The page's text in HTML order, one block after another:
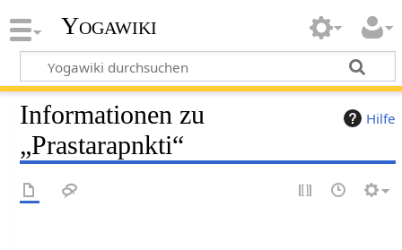
Yogawiki
Hilfe
Informationen zu
„Prastarapnkti“